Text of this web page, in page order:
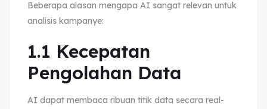
Beberapa alasan mengapa AI sangat relevan untuk
analisis kampanye:
1.1 Kecepatan
Pengolahan Data
AI dapat membaca ribuan titik data secara real-